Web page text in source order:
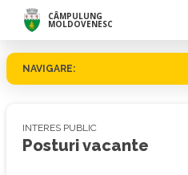
CÂMPULUNG
MOLDOVENESC
NAVIGARE:
INTERES PUBLIC
Posturi vacante